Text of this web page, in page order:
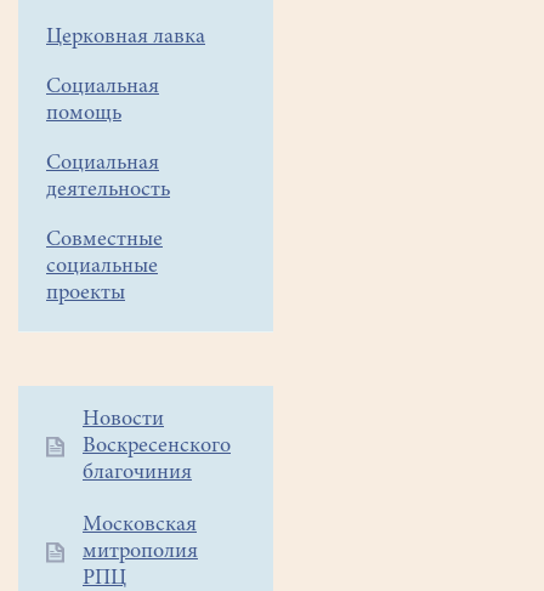
Церковная лавка
Социальная
помощь
Социальная
деятельность
Совместные
социальные
проекты
Дополнительное
меню
Новости
Воскресенского
благочиния
Московская
митрополия
РПЦ